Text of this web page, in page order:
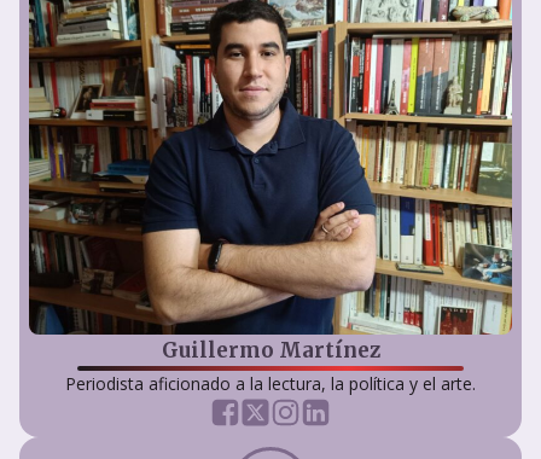
Guillermo Martínez
Periodista aficionado a la lectura, la política y el arte.